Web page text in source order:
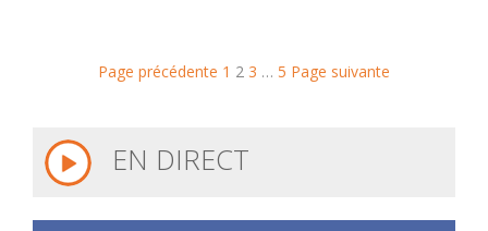
Page précédente 1 2 3 … 5 Page suivante
EN DIRECT